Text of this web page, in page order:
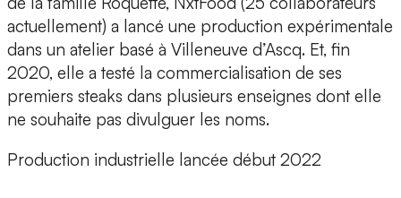
actuellement) a lancé une production expérimentale
dans un atelier basé à Villeneuve d’Ascq. Et, fin
2020, elle a testé la commercialisation de ses
premiers steaks dans plusieurs enseignes dont elle
ne souhaite pas divulguer les noms.
Production industrielle lancée début 2022